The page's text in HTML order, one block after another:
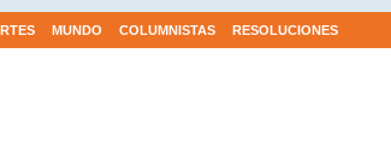
MUNDO COLUMNISTAS RESOLUCIONES